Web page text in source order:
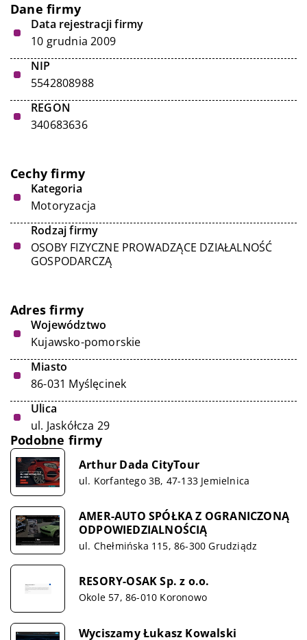
Dane firmy
Data rejestracji firmy
10 grudnia 2009
NIP
5542808988
REGON
340683636
Cechy firmy
Kategoria
Motoryzacja
Rodzaj firmy
OSOBY FIZYCZNE PROWADZĄCE DZIAŁALNOŚĆ
GOSPODARCZĄ
Adres firmy
Województwo
Kujawsko-pomorskie
Miasto
86-031 Myślęcinek
Ulica
ul. Jaskółcza 29
Podobne firmy
Arthur Dada CityTour
ul. Korfantego 3B, 47-133 Jemielnica
AMER-AUTO SPÓŁKA Z OGRANICZONĄ
ODPOWIEDZIALNOŚCIĄ
ul. Chełmińska 115, 86-300 Grudziądz
RESORY-OSAK Sp. z o.o.
Okole 57, 86-010 Koronowo
Wyciszamy Łukasz Kowalski